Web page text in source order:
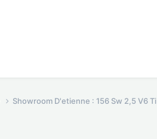
Showroom D'etienne : 156 Sw 2,5 V6 Ti